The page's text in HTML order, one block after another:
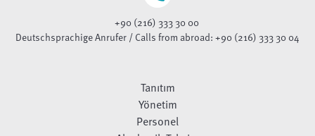
+90 (216) 333 30 00
Deutschsprachige Anrufer / Calls from abroad: +90 (216) 333 30 04
Tanıtım
Yönetim
Personel